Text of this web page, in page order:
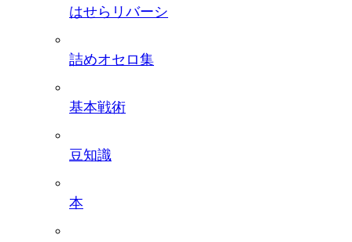
はせらリバーシ
詰めオセロ集
基本戦術
豆知識
本